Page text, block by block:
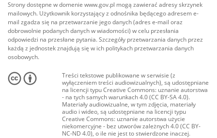
Strony dostępne w domenie www.gov.pl mogą zawierać adresy skrzynek
mailowych. Użytkownik korzystający z odnośnika będącego adresem e-
mail zgadza się na przetwarzanie jego danych (adres e-mail oraz
dobrowolnie podanych danych w wiadomości) w celu przesłania
odpowiedzi na przesłane pytania. Szczegóły przetwarzania danych przez
każdą z jednostek znajdują się w ich politykach przetwarzania danych
osobowych.
Treści tekstowe publikowane w serwisie (z
wyłączeniem treści audiowizualnych), są udostępniane
na licencji typu Creative Commons: uznanie autorstwa
- na tych samych warunkach 4.0 (CC BY-SA 4.0).
Materiały audiowizualne, w tym zdjęcia, materiały
audio i wideo, są udostępniane na licencji typu
Creative Commons: uznanie autorstwa użycie
niekomercyjne - bez utworów zależnych 4.0 (CC BY-
NC-ND 4.0), o ile nie jest to stwierdzone inaczej.